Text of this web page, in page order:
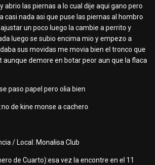
abrio las piernas a lo cual dije aqui gano pero
casi nada asi que puse las piernas al hombro
un poco luego la cambie a perrito y
luego se subio encima mio y empezo a
sus movidas me movia bien el tronco que
aunque demore en botar peor aun que la flaca
paso papel pero olia bien
de kine monse a cachero
/ Local: Monalisa Club
de Cuarto):esa vez la encontre en el 11